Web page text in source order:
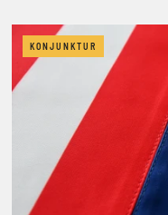
KONJUNKTUR